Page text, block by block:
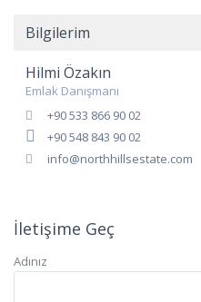
Bilgilerim
Hilmi Özakın
Emlak Danışmanı
+90 533 866 90 02
+90 548 843 90 02
info@northhillsestate.com
İletişime Geç
Adınız